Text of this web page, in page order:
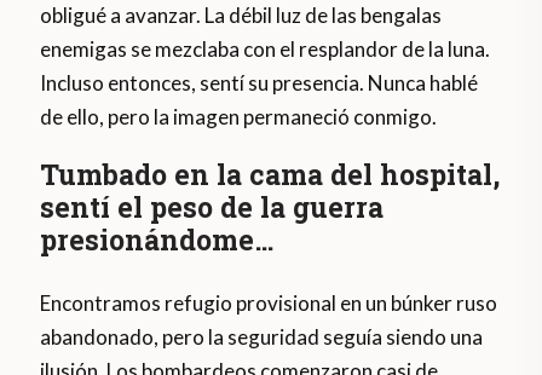
obligué a avanzar. La débil luz de las bengalas
enemigas se mezclaba con el resplandor de la luna.
Incluso entonces, sentí su presencia. Nunca hablé
de ello, pero la imagen permaneció conmigo.
Tumbado en la cama del hospital,
sentí el peso de la guerra
presionándome…
Encontramos refugio provisional en un búnker ruso
abandonado, pero la seguridad seguía siendo una